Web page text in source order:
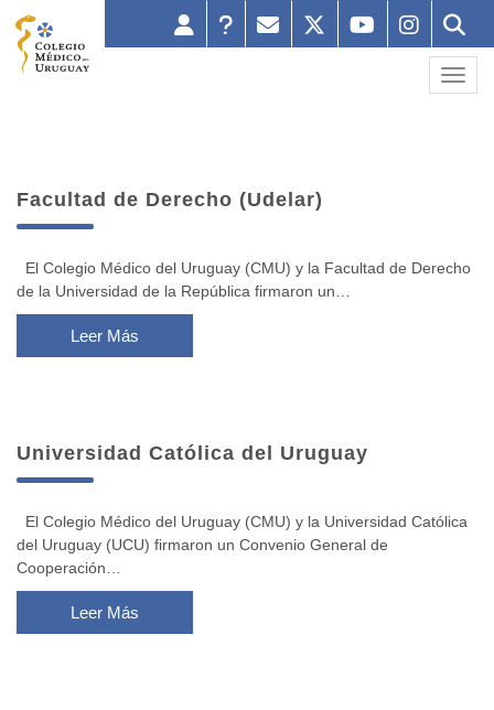
Facultad de Derecho (Udelar)
El Colegio Médico del Uruguay (CMU) y la Facultad de Derecho
de la Universidad de la República firmaron un…
Leer Más
Universidad Católica del Uruguay
El Colegio Médico del Uruguay (CMU) y la Universidad Católica
del Uruguay (UCU) firmaron un Convenio General de
Cooperación…
Leer Más